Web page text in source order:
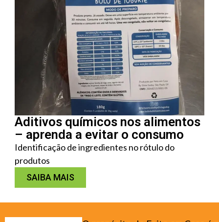
Aditivos químicos nos alimentos
– aprenda a evitar o consumo
Identificação de ingredientes no rótulo do
produtos
SAIBA MAIS